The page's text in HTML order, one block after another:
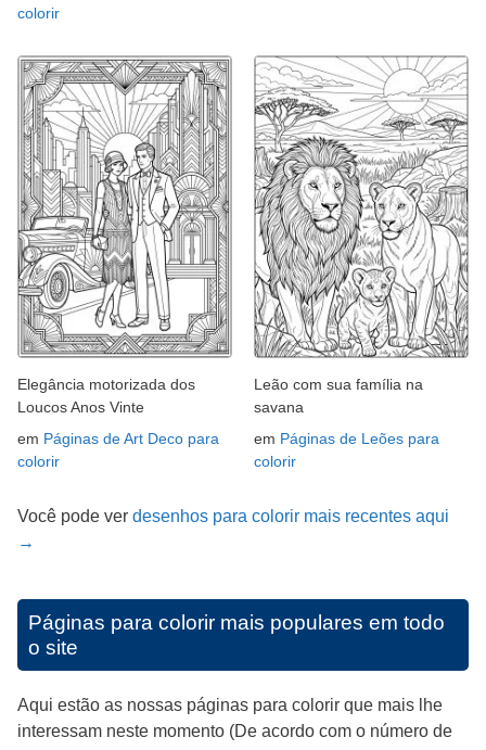
colorir
Elegância motorizada dos
Loucos Anos Vinte
em Páginas de Art Deco para
colorir
Leão com sua família na
savana
em Páginas de Leões para
colorir
Você pode ver desenhos para colorir mais recentes aqui
→
Páginas para colorir mais populares em todo
o site
Aqui estão as nossas páginas para colorir que mais lhe
interessam neste momento (De acordo com o número de